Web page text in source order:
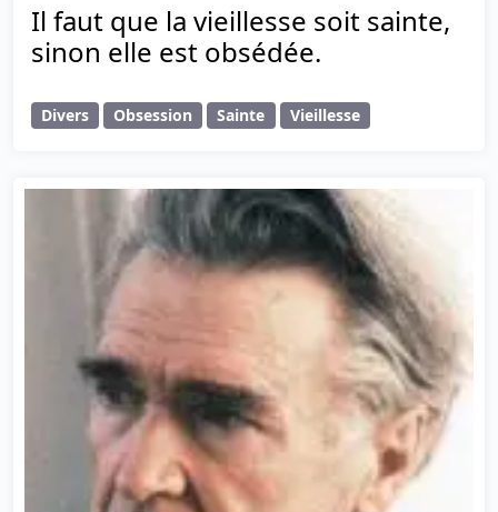
Il faut que la vieillesse soit sainte,
sinon elle est obsédée.
Divers Obsession Sainte Vieillesse